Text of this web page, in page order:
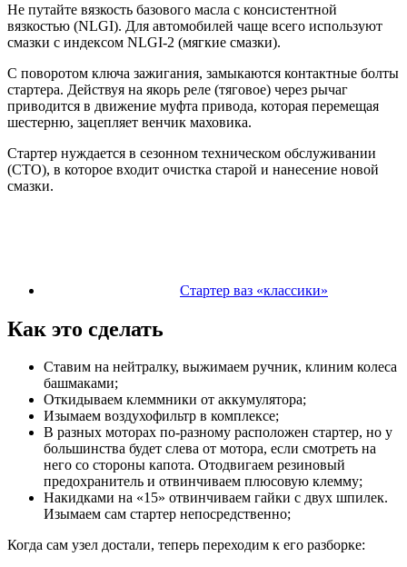
Не путайте вязкость базового масла с консистентной
вязкостью (NLGI). Для автомобилей чаще всего используют
смазки с индексом NLGI-2 (мягкие смазки).
С поворотом ключа зажигания, замыкаются контактные болты
стартера. Действуя на якорь реле (тяговое) через рычаг
приводится в движение муфта привода, которая перемещая
шестерню, зацепляет венчик маховика.
Стартер нуждается в сезонном техническом обслуживании
(СТО), в которое входит очистка старой и нанесение новой
смазки.
Cтартер ваз «классики»
Как это сделать
Ставим на нейтралку, выжимаем ручник, клиним колеса
башмаками;
Откидываем клеммники от аккумулятора;
Изымаем воздухофильтр в комплексе;
В разных моторах по-разному расположен стартер, но у
большинства будет слева от мотора, если смотреть на
него со стороны капота. Отодвигаем резиновый
предохранитель и отвинчиваем плюсовую клемму;
Накидками на «15» отвинчиваем гайки с двух шпилек.
Изымаем сам стартер непосредственно;
Когда сам узел достали, теперь переходим к его разборке: